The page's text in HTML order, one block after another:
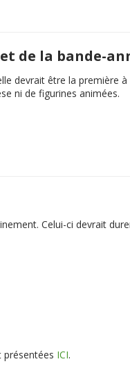
de la bande-
devrait être la première
ni de figurines animées.
Celui-ci devrait
ICI.